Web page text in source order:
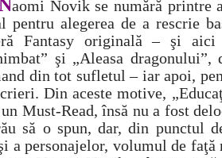
aomi Novik se numără printre
pentru alegerea de a rescrie
Fantasy originală – şi
şi „Aleasa
din tot sufletul – iar apoi,
Din aceste motive,
Must-Read, însă nu a fost
să o spun, dar, din punctul
a personajelor, volumul de